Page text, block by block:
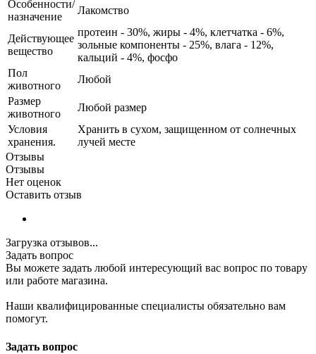
Особенности/
назначение
Лакомство
Действующее
вещество
протеин - 30%, жиры - 4%, клетчатка - 6%,
зольные компоненты - 25%, влага - 12%,
кальций - 4%, фосфо
Пол
животного
Любой
Размер
животного
Любой размер
Условия
хранения.
Хранить в сухом, защищенном от солнечных
лучей месте
Отзывы
Отзывы
Нет оценок
Оставить отзыв
Загрузка отзывов...
Задать вопрос
Вы можете задать любой интересующий вас вопрос по товару
или работе магазина.
Наши квалифицированные специалисты обязательно вам
помогут.
Задать вопрос